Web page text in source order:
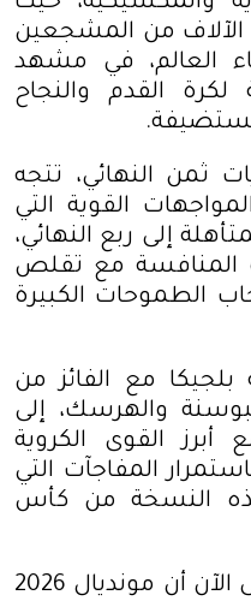
الآلاف من المشجعين
العالم، في مشهد
القدم والنجاح
.
ثمن النهائي، تتجه
القوية التي
إلى ربع النهائي،
المنافسة مع تقلص
الطموحات الكبيرة
مع الفائز من
والهرسك، إلى
القوى الكروية
المفاجآت التي
النسخة من كأس
وتؤكد مجريات البطولة حتى الآن أن مونديال 2026